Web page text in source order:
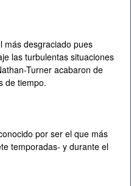
más desgraciado pues
las turbulentas situaciones
Turner acabaron de
de tiempo.
por ser el que más
temporadas- y durante el